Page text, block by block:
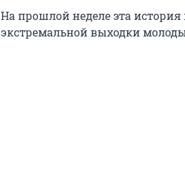
На прошлой неделе эта
экстремальной выходки